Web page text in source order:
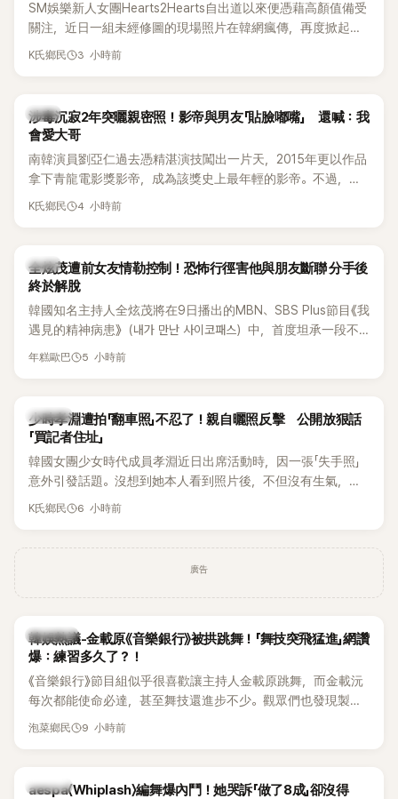
SM娛樂新人女團Hearts2Hearts自出道以來便憑藉高顏值備受
關注，近日一組未經修圖的現場照片在韓網瘋傳，再度掀起熱
烈討論，不少看過本人的網友更直呼：「真人比照片還漂亮！」
K氏鄉民 3 小時前
韓星
涉毒沉寂2年突曬親密照！影帝與男友「貼臉嘟嘴」 還喊：我
會愛大哥
南韓演員劉亞仁過去憑精湛演技闖出一片天，2015年更以作品
拿下青龍電影獎影帝，成為該獎史上最年輕的影帝。不過，他
2023年爆出涉毒風波後，演藝事業受到重創，後續又牽扯與男
K氏鄉民 4 小時前
韓星
全炫茂遭前女友情勒控制！恐怖行徑害他與朋友斷聯 分手後
終於解脫
韓國知名主持人全炫茂將在9日播出的MBN、SBS Plus節目《我
遇見的精神病患》（내가 만난 사이코패스）中，首度坦承一段不
堪回首的戀愛經歷，自爆曾遭前女友過度控制，不僅走到哪都
年糕歐巴 5 小時前
K-POP
少時孝淵遭拍「翻車照」不忍了！親自曬照反擊 公開放狠話
「買記者住址」
韓國女團少女時代成員孝淵近日出席活動時，因一張「失手照」
意外引發話題。沒想到她本人看到照片後，不但沒有生氣，反
而親自把照片放上IG限時動態開玩笑，甚至幽默喊話要「買記者
K氏鄉民 6 小時前
廣告
熱議討論
韓娛熱議-金載原《音樂銀行》被拱跳舞！「舞技突飛猛進」網讚
爆：練習多久了？！
《音樂銀行》節目組似乎很喜歡讓主持人金載原跳舞，而金載沅
每次都能使命必達，甚至舞技還進步不少。觀眾們也發現製作
單位對此樂此不疲。
泡菜鄉民 9 小時前
K-POP
aespa〈Whiplash〉編舞爆內鬥！她哭訴「做了8成」卻沒得